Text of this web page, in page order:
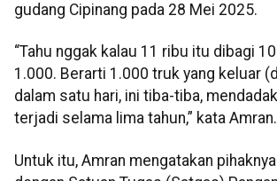
gudang Cipinang pada 28 Mei 2025.
“Tahu nggak kalau 11 ribu itu dibagi
1.000. Berarti 1.000 truk yang keluar
dalam satu hari, ini tiba-tiba,
terjadi selama lima tahun,” kata Amran.
Untuk itu, Amran mengatakan